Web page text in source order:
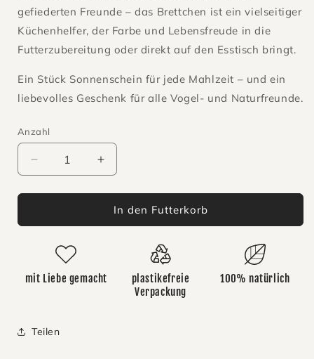
gefiederten Freunde – das Brettchen ist ein vielseitiger
Küchenhelfer, der Farbe und Lebensfreude in die
Futterzubereitung oder direkt auf den Esstisch bringt.
Ein Stück Sonnenschein für jede Mahlzeit – und ein
liebevolles Geschenk für alle Vogel- und Naturfreunde.
Anzahl
Anzahl
Verringere
die
Menge
Schnabelbrettchen
Erhöhe
die
Menge
Schnabelbrettchen
In den Futterkorb
mit Liebe gemacht
plastikefreie
Verpackung
100% natürlich
Teilen